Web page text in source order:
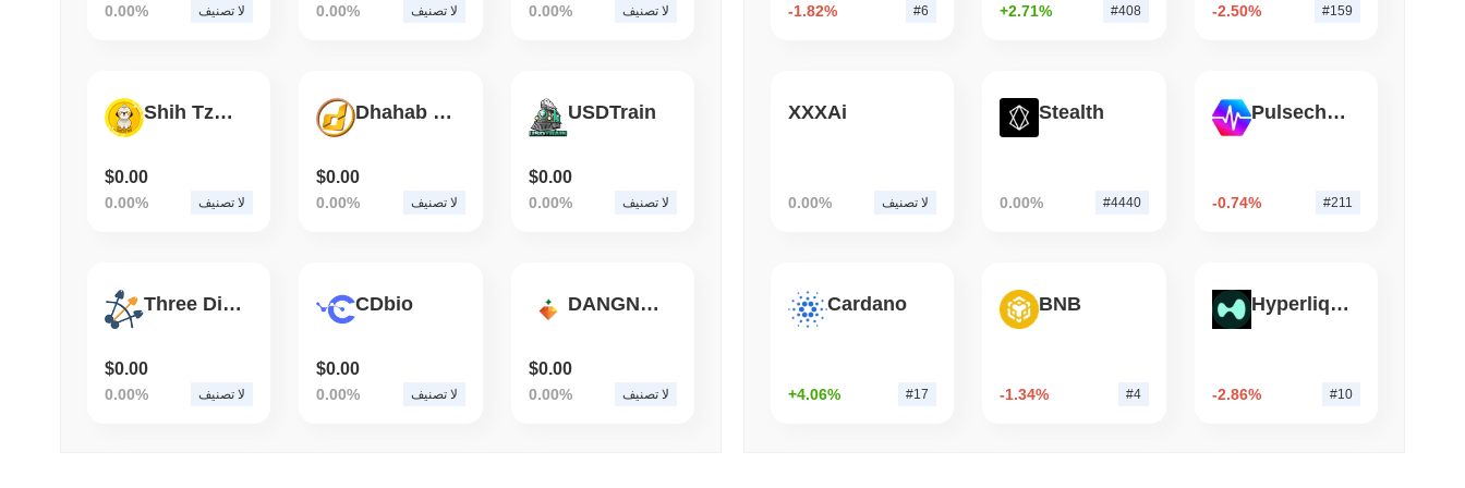
0.00% لا تصنيف 0.00% لا تصنيف 0.00% لا تصنيف
Shih Tzu Inu
$0.00
0.00% لا تصنيف
Dhahab Sports
$0.00
0.00% لا تصنيف
USDTrain
$0.00
0.00% لا تصنيف
Three Dildos Capital
$0.00
0.00% لا تصنيف
CDbio
$0.00
0.00% لا تصنيف
DANGNN DAYA COIN
$0.00
0.00% لا تصنيف
-1.82% #6 +2.71% #408 -2.50% #159
XXXAi
0.00% لا تصنيف
Stealth
0.00% #4440
Pulsechain
-0.74% #211
Cardano
+4.06% #17
BNB
-1.34% #4
Hyperliquid
-2.86% #10